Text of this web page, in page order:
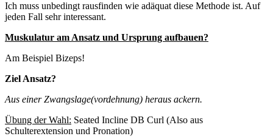
Ich muss unbedingt rausfinden wie adäquat diese Methode ist. Auf
jeden Fall sehr interessant.
Muskulatur am Ansatz und Ursprung aufbauen?
Am Beispiel Bizeps!
Ziel Ansatz?
Aus einer Zwangslage(vordehnung) heraus ackern.
Übung der Wahl: Seated Incline DB Curl (Also aus
Schulterextension und Pronation)